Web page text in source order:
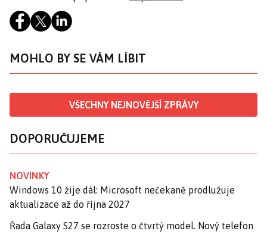
MOHLO BY SE VÁM LÍBIT
VŠECHNY NEJNOVĚJŠÍ ZPRÁVY
DOPORUČUJEME
NOVINKY
Windows 10 žije dál: Microsoft nečekaně prodlužuje
aktualizace až do října 2027
Řada Galaxy S27 se rozroste o čtvrtý model. Nový telefon